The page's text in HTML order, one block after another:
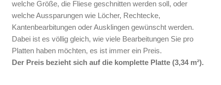
welche Größe, die Fliese geschnitten werden soll, oder
welche Aussparungen wie Löcher, Rechtecke,
Kantenbearbitungen oder Ausklingen gewünscht werden.
Dabei ist es völlig gleich, wie viele Bearbeitungen Sie pro
Platten haben möchten, es ist immer ein Preis.
Der Preis bezieht sich auf die komplette Platte (3,34 m²).